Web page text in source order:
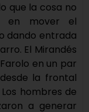
que la cosa no
en mover el
dando entrada
El Mirandés
en un par
la frontal
hombres de
a generar